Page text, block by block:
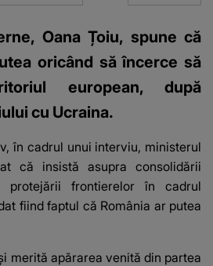
Oana Țoiu, spune că
oricând să încerce să
european, după
cu Ucraina.
în cadrul unui interviu, ministerul
că insistă asupra consolidării
frontierelor în cadrul
fiind faptul că România ar putea
merită apărarea venită din partea